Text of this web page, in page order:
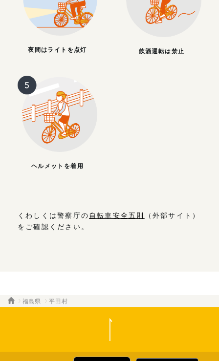
夜間はライトを点灯 飲酒運転は禁止
ヘルメットを着用
くわしくは警察庁の 自転車安全五則
（外部サイト）
をご確認ください。
福島県 平田村